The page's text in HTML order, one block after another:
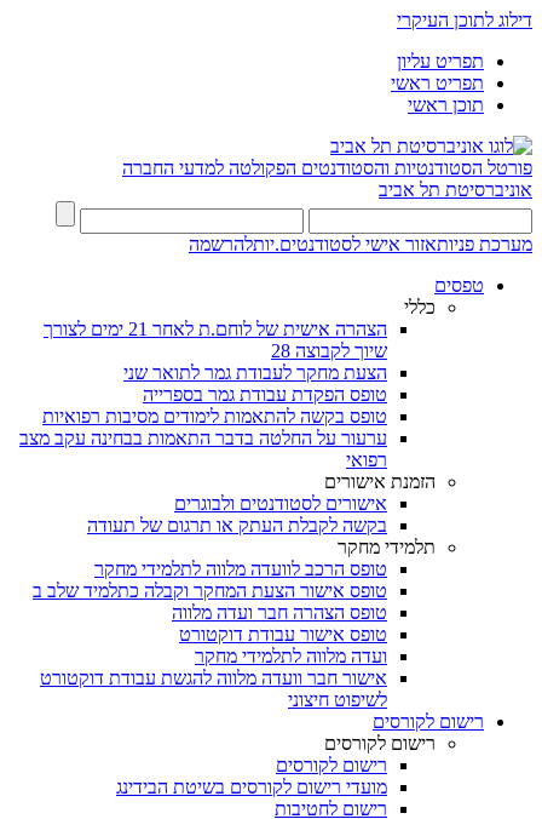
דילוג לתוכן העיקרי
תפריט עליון
תפריט ראשי
תוכן ראשי
פורטל הסטודנטיות והסטודנטים הפקולטה למדעי החברה
אוניברסיטת תל אביב
מערכת פניותאזור אישי לסטודנטים.יותלהרשמה
טפסים
כללי
הצהרה אישית של לוחם.ת לאחר 21 ימים לצורך
שיוך לקבוצה 28
הצעת מחקר לעבודת גמר לתואר שני
טופס הפקדת עבודת גמר בספרייה
טופס בקשה להתאמות לימודים מסיבות רפואיות
ערעור על החלטה בדבר התאמות בבחינה עקב מצב
רפואי
הזמנת אישורים
אישורים לסטודנטים ולבוגרים
בקשה לקבלת העתק או תרגום של תעודה
תלמידי מחקר
טופס הרכב לוועדה מלווה לתלמידי מחקר
טופס אישור הצעת המחקר וקבלה כתלמיד שלב ב
טופס הצהרה חבר ועדה מלווה
טופס אישור עבודת דוקטורט
ועדה מלווה לתלמידי מחקר
אישור חבר וועדה מלווה להגשת עבודת דוקטורט
לשיפוט חיצוני
רישום לקורסים
רישום לקורסים
רישום לקורסים
מועדי רישום לקורסים בשיטת הבידינג
רישום לחטיבות